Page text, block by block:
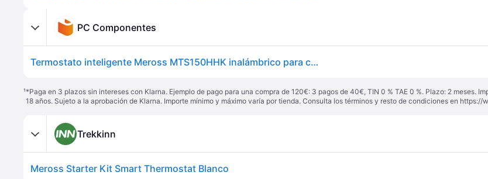
PC Componentes
Termostato inteligente Meross MTS150HHK inalámbrico para calefacción
¹*Paga en 3 plazos sin intereses con Klarna. Ejemplo de pago para una compra de 120€: 3 pagos de 40€, TIN 0 % TAE 0 %. Plazo: 2 meses.
18 años. Sujeto a la aprobación de Klarna. Importe mínimo y máximo varía por tienda. Consulta los términos y resto de condiciones en https://
Trekkinn
Meross Starter Kit Smart Thermostat Blanco